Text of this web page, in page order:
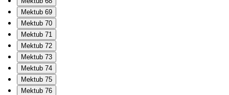
Mektub 69
Mektub 70
Mektub 71
Mektub 72
Mektub 73
Mektub 74
Mektub 75
Mektub 76